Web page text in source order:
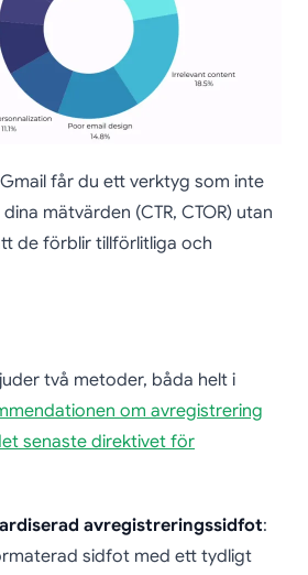
får du ett verktyg som inte
mätvärden (CTR, CTOR) utan
de förblir tillförlitliga och
två metoder, båda helt i
om avregistrering
senaste direktivet för
avregistreringssidfot:
sidfot med ett tydligt